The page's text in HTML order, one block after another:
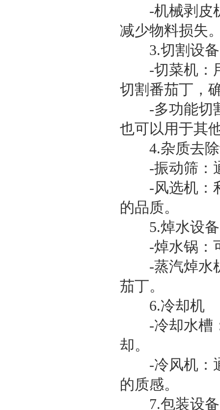
-机械剥皮机
减少物料损失
3.切割设备
-切菜机：用
切割番茄丁，
-多功能切割
也可以用于其
4.杂质去除
-振动筛：通
-风选机：利
的品质。
5.焯水设备
-焯水锅：可
-蒸汽焯水机
茄丁。
6.冷却机
-冷却水槽：
却。
-冷风机：通
的质感。
7.包装设备